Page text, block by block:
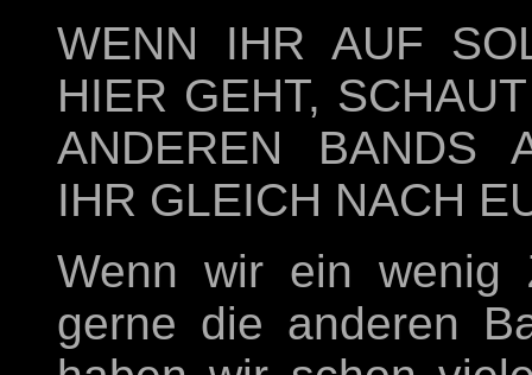
WENN IHR AUF
HIER GEHT,
ANDEREN BANDS
IHR GLEICH NACH
Wenn wir ein wenig
gerne die anderen